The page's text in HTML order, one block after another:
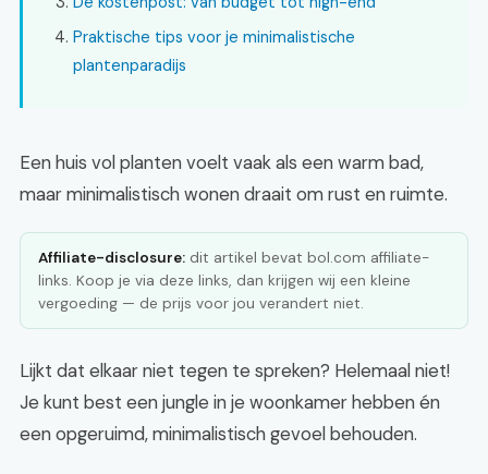
Praktische tips voor je minimalistische
plantenparadijs
Een huis vol planten voelt vaak als een warm bad,
maar minimalistisch wonen draait om rust en ruimte.
Affiliate-disclosure: dit artikel bevat bol.com affiliate-
links. Koop je via deze links, dan krijgen wij een kleine
vergoeding — de prijs voor jou verandert niet.
Lijkt dat elkaar niet tegen te spreken? Helemaal niet!
Je kunt best een jungle in je woonkamer hebben én
een opgeruimd, minimalistisch gevoel behouden.